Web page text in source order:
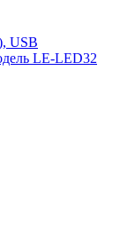
USB
LE-LED32